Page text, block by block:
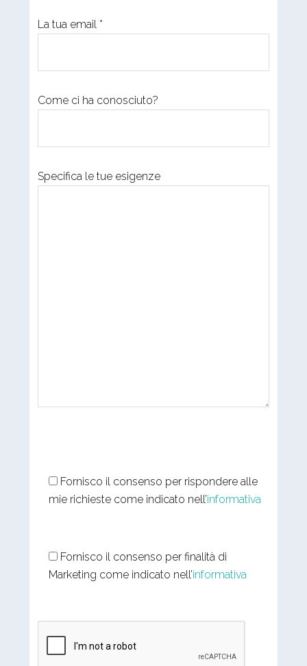
La tua email *
Come ci ha conosciuto?
Specifica le tue esigenze
Fornisco il consenso per rispondere alle
mie richieste come indicato nell’informativa
Fornisco il consenso per finalità di
Marketing come indicato nell’informativa